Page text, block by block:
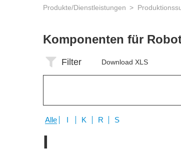
Produkte/Dienstleistungen
Komponenten für
Filter Download XLS
Alle I K R S
I